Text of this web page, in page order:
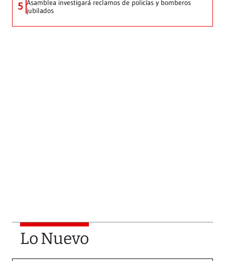
5 Asamblea investigará reclamos de policías y bomberos
jubilados
Lo Nuevo